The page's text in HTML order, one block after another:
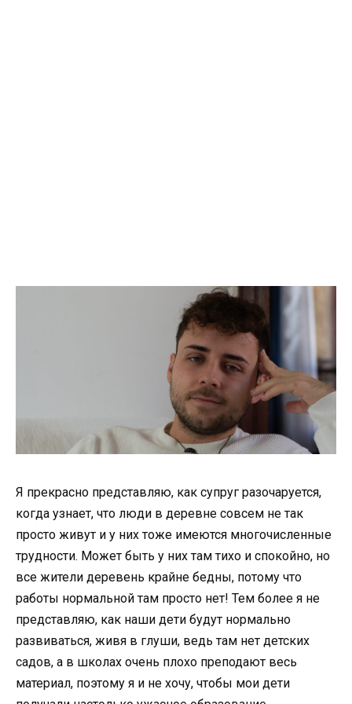
Я прекрасно представляю, как супруг разочаруется,
когда узнает, что люди в деревне совсем не так
просто живут и у них тоже имеются многочисленные
трудности. Может быть у них там тихо и спокойно, но
все жители деревень крайне бедны, потому что
работы нормальной там просто нет! Тем более я не
представляю, как наши дети будут нормально
развиваться, живя в глуши, ведь там нет детских
садов, а в школах очень плохо преподают весь
материал, поэтому я и не хочу, чтобы мои дети